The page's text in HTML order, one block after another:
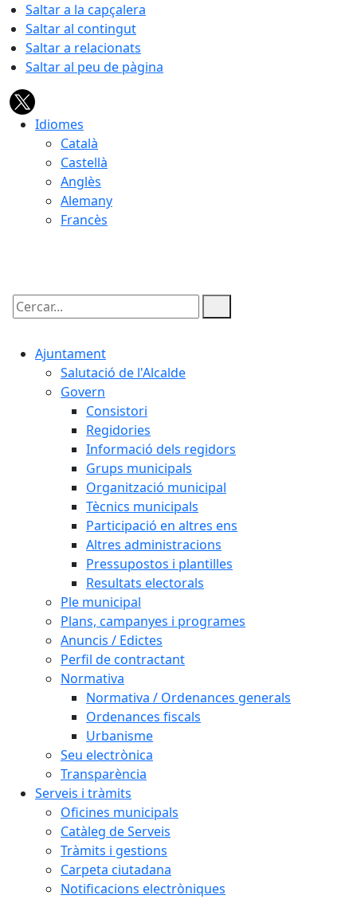
Saltar a la capçalera
Saltar al contingut
Saltar a relacionats
Saltar al peu de pàgina
Idiomes
Català
Castellà
Anglès
Alemany
Francès
Cercar:
Ajuntament
Salutació de l'Alcalde
Govern
Consistori
Regidories
Informació dels regidors
Grups municipals
Organització municipal
Tècnics municipals
Participació en altres ens
Altres administracions
Pressupostos i plantilles
Resultats electorals
Ple municipal
Plans, campanyes i programes
Anuncis / Edictes
Perfil de contractant
Normativa
Normativa / Ordenances generals
Ordenances fiscals
Urbanisme
Seu electrònica
Transparència
Serveis i tràmits
Oficines municipals
Catàleg de Serveis
Tràmits i gestions
Carpeta ciutadana
Notificacions electròniques